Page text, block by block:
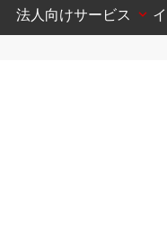
法人向けサービス